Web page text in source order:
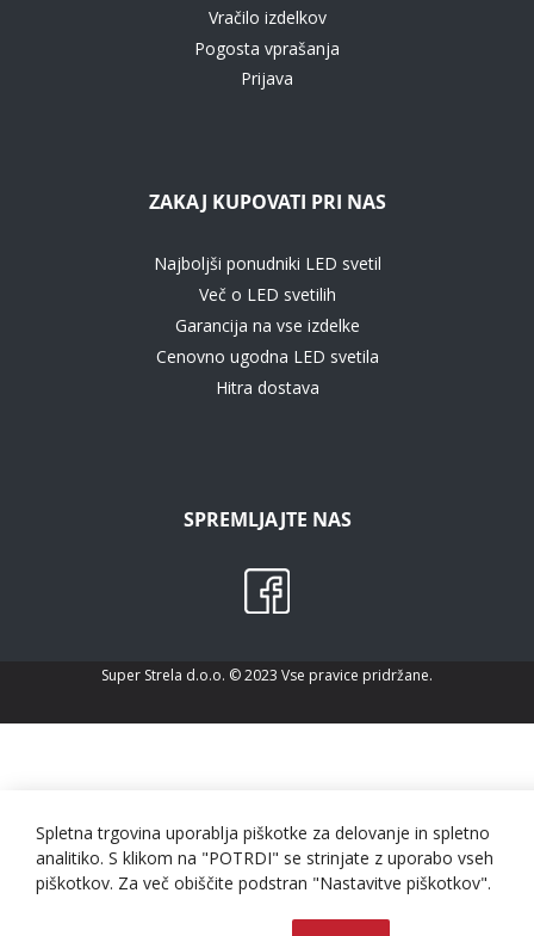
Vračilo izdelkov
Pogosta vprašanja
Prijava
ZAKAJ KUPOVATI PRI NAS
Najboljši ponudniki LED svetil
Več o LED svetilih
Garancija na vse izdelke
Cenovno ugodna LED svetila
Hitra dostava
SPREMLJAJTE NAS
Super Strela d.o.o. © 2023 Vse pravice pridržane.
Spletna trgovina uporablja piškotke za delovanje in spletno
analitiko. S klikom na "POTRDI" se strinjate z uporabo vseh
piškotkov. Za več obiščite podstran "Nastavitve piškotkov".